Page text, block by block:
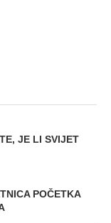
JE LI SVIJET
POČETKA